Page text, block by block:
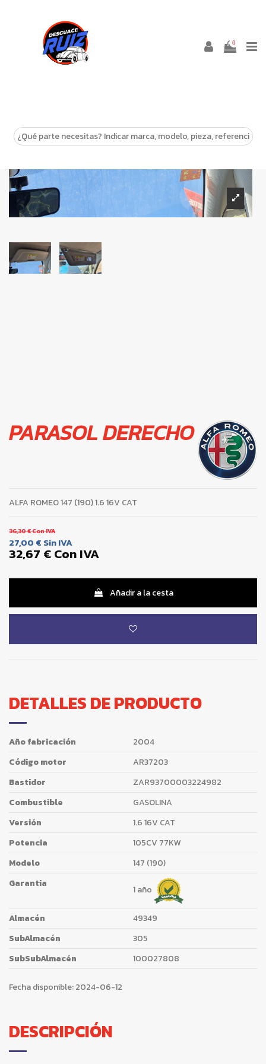
0
PARASOL DERECHO
ALFA ROMEO 147 (190) 1.6 16V CAT
36,30 €Con IVA
27,00 € Sin IVA
32,67 €Con IVA
Añadir a la cesta
DETALLES DE PRODUCTO
Año fabricación
2004
Código motor
AR37203
Bastidor
ZAR93700003224982
Combustible
GASOLINA
Versión
1.6 16V CAT
Potencia
105CV 77KW
Modelo
147 (190)
Garantia
1 año
Almacén
49349
SubAlmacén
305
SubSubAlmacén
100027808
Fecha disponible:2024-06-12
DESCRIPCIÓN